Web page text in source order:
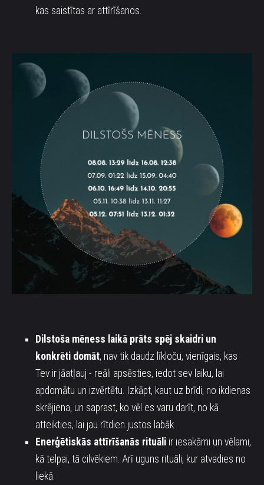
kas saistītas ar attīrīšanos.
Dilstoša mēness laikā prāts spēj skaidri un
konkrēti domāt, nav tik daudz līkloču, vienīgais, kas
Tev ir jāatļauj - reāli apsēsties, iedot sev laiku, lai
apdomātu un izvērtētu. Izkāpt, kaut uz brīdi, no ikdienas
skrējiena, un saprast, ko vēl es varu darīt, no kā
atteikties, lai jau rītdien justos labāk.
Enerģētiskās attīrīšanās rituāli ir iesakāmi un vēlami,
kā telpai, tā cilvēkiem. Arī uguns rituāli, kur atvadies no
liekā.